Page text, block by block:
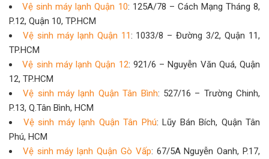
Vệ sinh máy lạnh Quận 10: 125A/78 – Cách Mạng Tháng 8,
P.12, Quận 10, TP.HCM
Vệ sinh máy lạnh Quận 11: 1033/8 – Đường 3/2, Quận 11,
TP.HCM
Vệ sinh máy lạnh Quận 12: 921/6 – Nguyễn Văn Quá, Quận
12, TP.HCM
Vệ sinh máy lạnh Quận Tân Bình: 527/16 – Trường Chinh,
P.13, Q.Tân Bình, HCM
Vệ sinh máy lạnh Quận Tân Phú: Lũy Bán Bích, Quận Tân
Phú, HCM
Vệ sinh máy lạnh Quận Gò Vấp: 67/5A Nguyễn Oanh, P.17,